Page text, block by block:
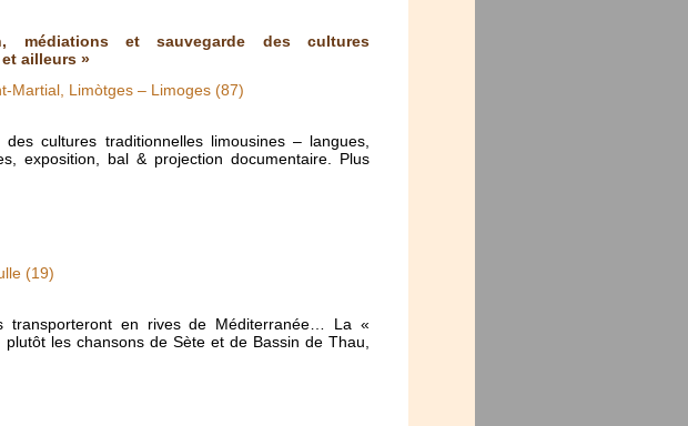
médiations et sauvegarde des cultures
ailleurs »
Martial, Limòtges – Limoges (87)
cultures traditionnelles limousines – langues,
exposition, bal & projection documentaire. Plus
(19)
transporteront en rives de Méditerranée… La «
les chansons de Sète et de Bassin de Thau,